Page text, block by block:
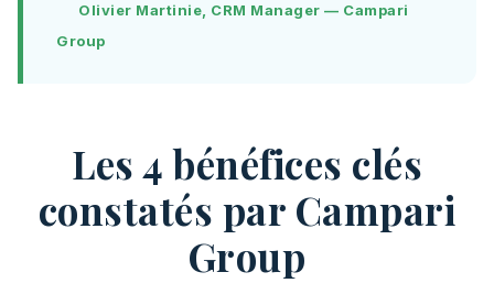
Olivier Martinie, CRM Manager — Campari
Group
Les 4 bénéfices clés
constatés par Campari
Group